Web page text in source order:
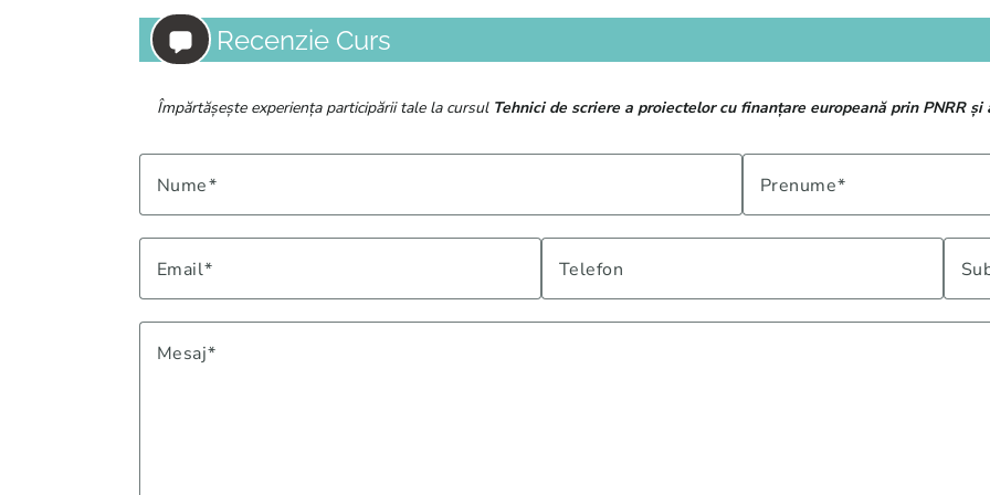
Recenzie Curs
Împărtășește experiența participării tale la cursul Tehnici de scriere a proiectelor cu finanțare europeană prin PNRR
Nume Prenume
Email Telefon
Mesaj